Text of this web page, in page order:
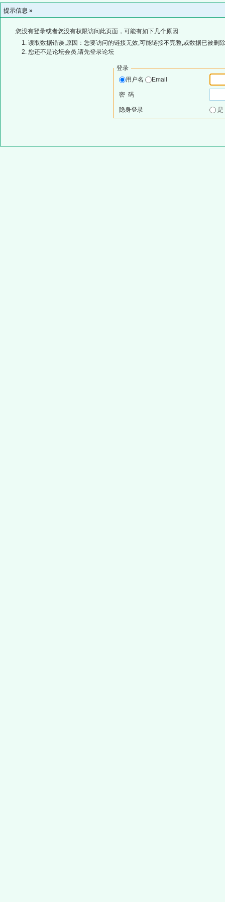
提示信息 »
您没有登录或者您没有权限访问此页面，可能有如下几个原因:
读取数据错误,原因：您要访问的链接无效,可能链接不完整,或数据已被删
您还不是论坛会员,请先登录论坛
登录
用户名
Email
密 码
隐身登录